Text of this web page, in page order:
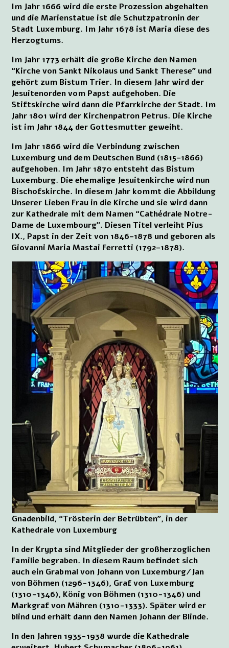
Im Jahr 1666 wird die erste Prozession abgehalten
und die Marienstatue ist die Schutzpatronin der
Stadt Luxemburg. Im Jahr 1678 ist Maria diese des
Herzogtums.
Im Jahr 1773 erhält die große Kirche den Namen
“Kirche von Sankt Nikolaus und Sankt Therese” und
gehört zum Bistum Trier. In diesem Jahr wird der
Jesuitenorden vom Papst aufgehoben. Die
Stiftskirche wird dann die Pfarrkirche der Stadt. Im
Jahr 1801 wird der Kirchenpatron Petrus. Die Kirche
ist im Jahr 1844 der Gottesmutter geweiht.
Im Jahr 1866 wird die Verbindung zwischen
Luxemburg und dem Deutschen Bund (1815–1866)
aufgehoben. Im Jahr 1870 entsteht das Bistum
Luxemburg. Die ehemalige Jesuitenkirche wird nun
Bischofskirche. In diesem Jahr kommt die Abbildung
Unserer Lieben Frau in die Kirche und sie wird dann
zur Kathedrale mit dem Namen “Cathédrale Notre-
Dame de Luxembourg”. Diesen Titel verleiht Pius
IX., Papst in der Zeit von 1846–1878 und geboren als
Giovanni Maria Mastai Ferretti (1792–1878).
Gnadenbild, “Trösterin der Betrübten”, in der
Kathedrale von Luxemburg
In der Krypta sind Mitglieder der großherzoglichen
Familie begraben. In diesem Raum befindet sich
auch ein Grabmal von Johann von Luxemburg/Jan
von Böhmen (1296-1346), Graf von Luxemburg
(1310-1346), König von Böhmen (1310-1346) und
Markgraf von Mähren (1310-1333). Später wird er
blind und erhält dann den Namen Johann der Blinde.
In den Jahren 1935-1938 wurde die Kathedrale